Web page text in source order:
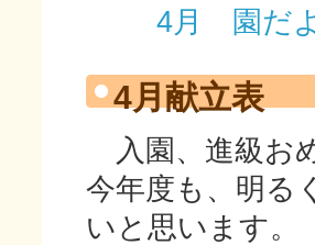
4月 園だ
4月献立表
入園、進級お
今年度も、明る
いと思います。